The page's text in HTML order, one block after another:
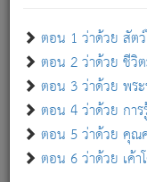
ตอน 1 ว่าด้วย สัต
ตอน 2 ว่าด้วย ชีวิ
ตอน 3 ว่าด้วย พร
ตอน 4 ว่าด้วย กา
ตอน 5 ว่าด้วย คุณ
ตอน 6 ว่าด้วย เค้า
เขาเพลิดเพลินยิ่ง
เขากลัวต่อสิ่งใดสิ่งนั้
พรหมจรรย์นี้ อัน
ภพ.
สมณะหรือพราหม
มีได้เพราะภพ เราก
มิใช่ผู้หลดพ้นจากภ